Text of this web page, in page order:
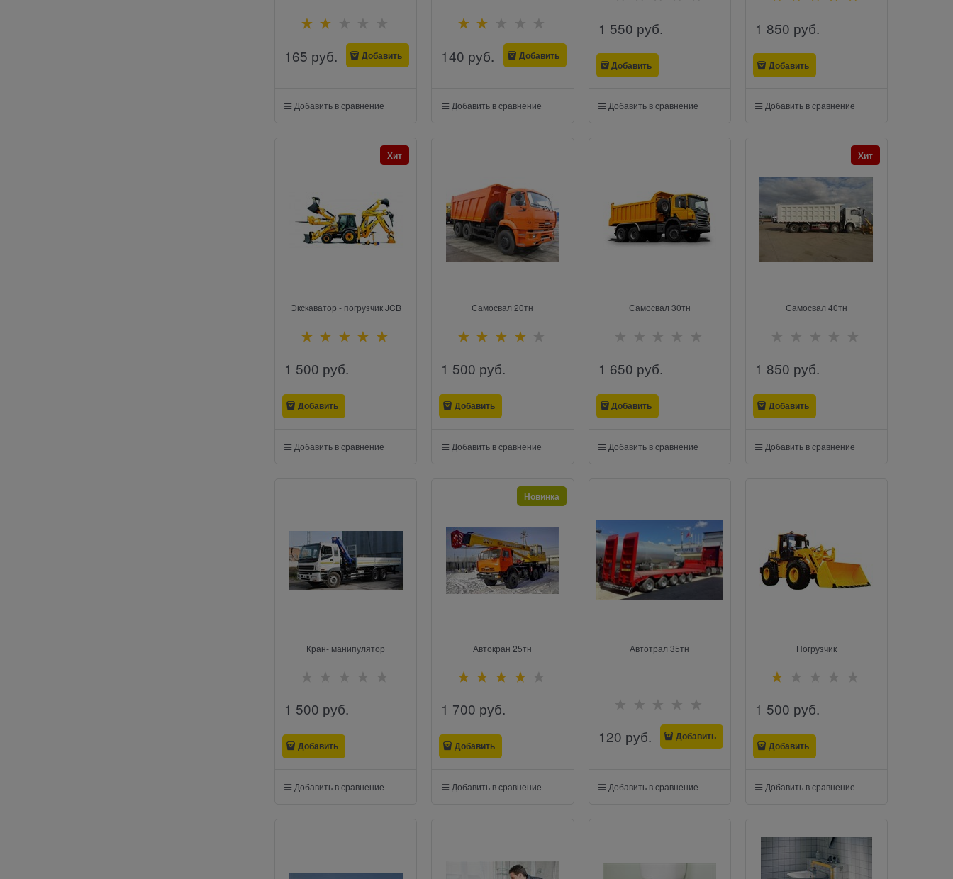
165 руб. Добавить
Добавить в сравнение
140 руб. Добавить
Добавить в сравнение
1 550 руб.
Добавить
Добавить в сравнение
1 850 руб.
Добавить
Добавить в сравнение
Экскаватор - погрузчик JCB
Хит
1 500 руб.
Добавить
Добавить в сравнение
Самосвал 20тн
1 500 руб.
Добавить
Добавить в сравнение
Самосвал 30тн
1 650 руб.
Добавить
Добавить в сравнение
Самосвал 40тн
Хит
1 850 руб.
Добавить
Добавить в сравнение
Кран- манипулятор
1 500 руб.
Добавить
Добавить в сравнение
Автокран 25тн
Новинка
1 700 руб.
Добавить
Добавить в сравнение
Автотрал 35тн
120 руб. Добавить
Добавить в сравнение
Погрузчик
1 500 руб.
Добавить
Добавить в сравнение